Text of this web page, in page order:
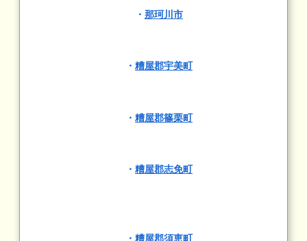
・ 那珂川市
・ 糟屋郡宇美町
・ 糟屋郡篠栗町
・ 糟屋郡志免町
・ 糟屋郡須恵町